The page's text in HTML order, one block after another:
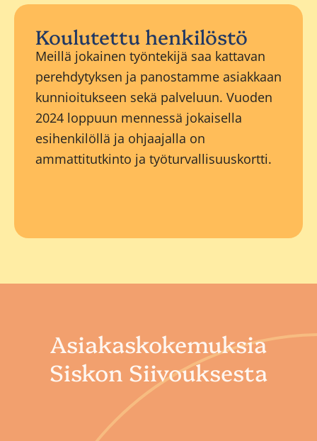
Koulutettu henkilöstö
Meillä jokainen työntekijä saa kattavan
perehdytyksen ja panostamme asiakkaan
kunnioitukseen sekä palveluun. Vuoden
2024 loppuun mennessä jokaisella
esihenkilöllä ja ohjaajalla on
ammattitutkinto ja työturvallisuuskortti.
Asiakaskokemuksia
Siskon Siivouksesta